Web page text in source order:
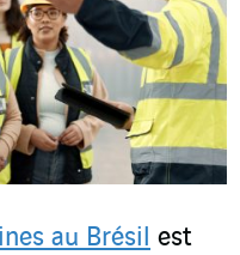
au Brésil est